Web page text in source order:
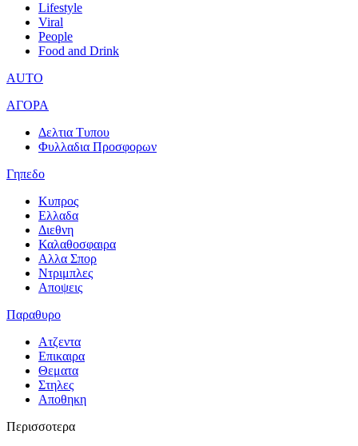
Lifestyle
Viral
People
Food and Drink
AUTO
ΑΓΟΡΑ
Δελτια Τυπου
Φυλλαδια Προσφορων
Γηπεδο
Κυπρος
Ελλαδα
Διεθνη
Καλαθοσφαιρα
Αλλα Σπορ
Ντριμπλες
Αποψεις
Παραθυρο
Ατζεντα
Επικαιρα
Θεματα
Στηλες
Αποθηκη
Περισσοτερα